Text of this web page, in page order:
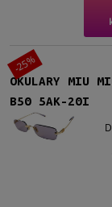
OKULARY MIU
B50 5AK-20I
-25%